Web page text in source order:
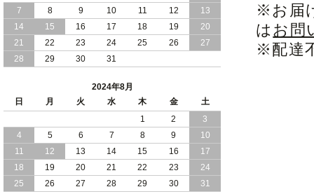
※お届
は お問
※配達
2024/05/27
日本製 大容量 収納 跳ね上げ式 リフト
アップ 横開き ヘッドボードレス ベッド
組立設置サービス付
2024/05/21
日本製 大容量 収納 跳ね上げ式 リフト
組立設置付
日本製 大容量 収納 跳ね上げ式 （ リフ
トアップ ） ベッド 横開き ヘッドボー
ド 組立設置 付き
2024/04/25
日本製 収納 跳ね上げ式 リフトアップ
ベッド 縦開き ヘッドボード 組立設置サ
7
8 9 10 11 12
13
14
15 16 17 18 19
20
21
22 23 24 25 26
27
28
29 30 31
2024年8月
日
月 火 水 木 金
土
1
2
3
4
5 6 7 8 9
10
11
12 13 14 15 16
17
18
19 20 21 22 23
24
25
26 27 28 29 30 31